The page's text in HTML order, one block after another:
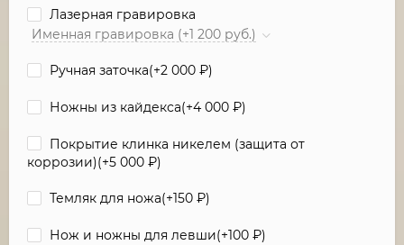
Лазерная гравировка
Именная гравировка (+1 200 руб.)
Ручная заточка(+2 000 ₽)
Ножны из кайдекса(+4 000 ₽)
Покрытие клинка никелем (защита от
коррозии)(+5 000 ₽)
Темляк для ножа(+150 ₽)
Нож и ножны для левши(+100 ₽)